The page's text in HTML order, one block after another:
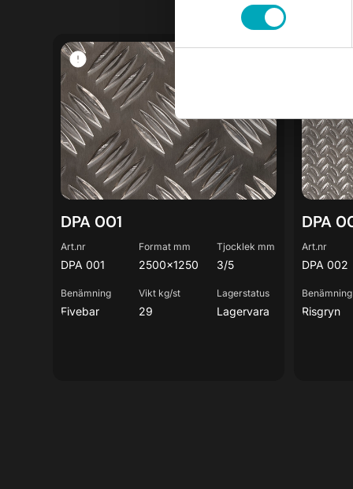
DPA 001
Art.nr
DPA 001
Format mm
2500×1250
Tjocklek mm
3/5
Benämning
Fivebar
Vikt kg/st
29
Lagerstatus
Lagervara
DPA 001
DPA 001
DPA
Art.nr
DPA 002
Benämning
Risgryn